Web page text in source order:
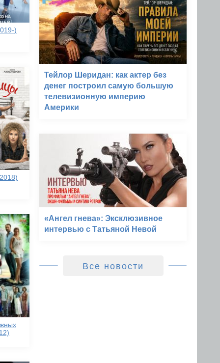
)
Тейлор Шеридан: как актер без
денег построил самую большую
телевизионную империю
Америки
«Ангел гнева»: Эксклюзивное
интервью с Татьяной Невой
Все новости